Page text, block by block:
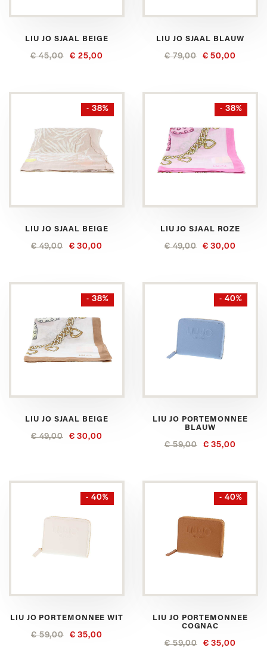
LIU JO SJAAL BEIGE
€ 45,00 € 25,00
LIU JO SJAAL BLAUW
€ 79,00 € 50,00
- 38%
LIU JO SJAAL BEIGE
€ 49,00 € 30,00
- 38%
LIU JO SJAAL ROZE
€ 49,00 € 30,00
- 38%
LIU JO SJAAL BEIGE
€ 49,00 € 30,00
- 40%
LIU JO PORTEMONNEE
BLAUW
€ 59,00 € 35,00
- 40%
LIU JO PORTEMONNEE WIT
€ 59,00 € 35,00
- 40%
LIU JO PORTEMONNEE
COGNAC
€ 59,00 € 35,00